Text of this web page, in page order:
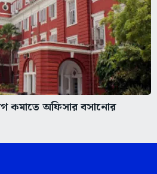
কমাতে অফিসার বসানোর